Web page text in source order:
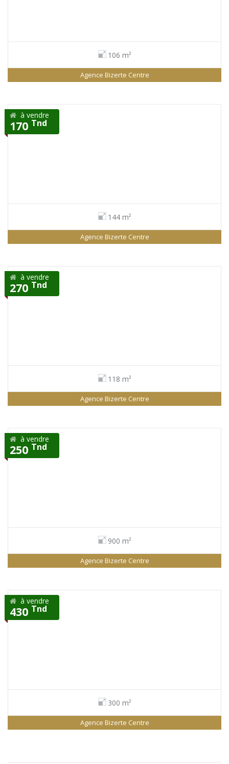
106 m²
Agence Bizerte Centre
à vendre
170 Tnd
144 m²
Agence Bizerte Centre
à vendre
270 Tnd
118 m²
Agence Bizerte Centre
à vendre
250 Tnd
900 m²
Agence Bizerte Centre
à vendre
430 Tnd
300 m²
Agence Bizerte Centre